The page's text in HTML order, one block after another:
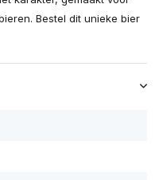
Bestel dit unieke bier